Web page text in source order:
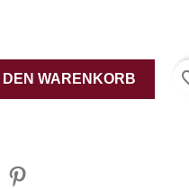
DEN WARENKORB